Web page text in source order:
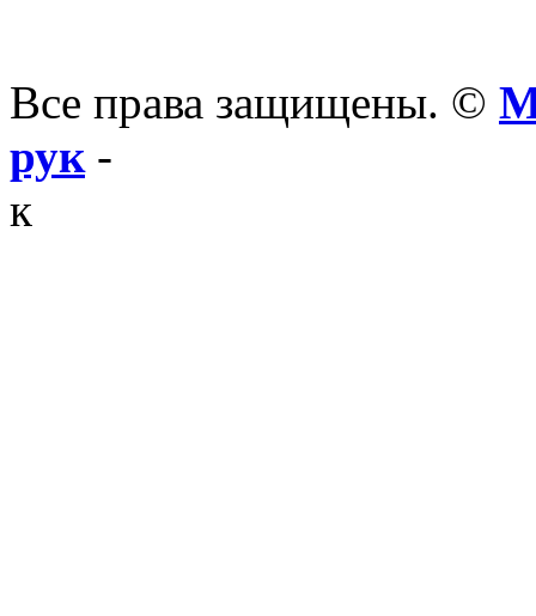
Все права защищены. ©
рук-
к